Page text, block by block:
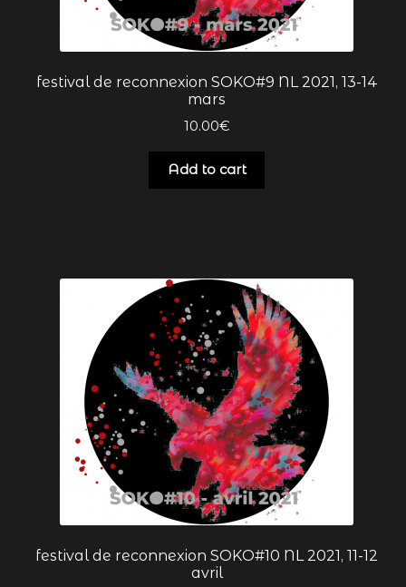
Hipolythée
livres d’Anne Ju’
Mentions Légales
mon compte
nouvelle lune
nouvelle lune replay
festival de reconnexion SOKO#9 NL 2021, 13-14
mars
10.00€
Add to cart
festival de reconnexion SOKO#10 NL 2021, 11-12
avril